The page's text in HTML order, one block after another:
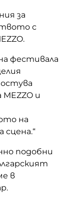
за
с
фестивала
и
на
подобни
в